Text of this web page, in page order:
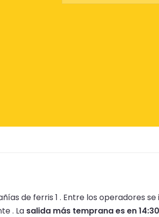
de ferris 1 . Entre los operadores se
. La salida más temprana es en 14:30